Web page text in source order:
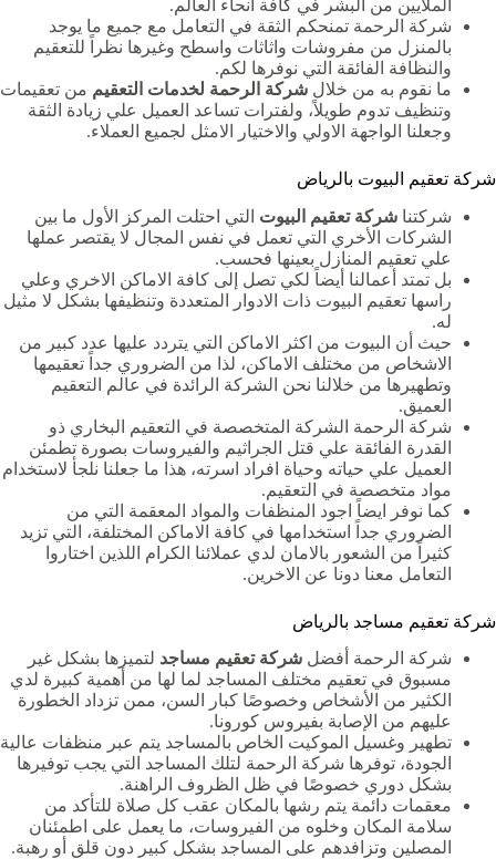
الملايين من البشر في كافة انحاء العالم.
شركة الرحمة تمنحكم الثقة في التعامل مع جميع ما يوجد
بالمنزل من مفروشات واثاثات واسطح وغيرها نظراً للتعقيم
والنظافة الفائقة التي نوفرها لكم.
ما نقوم به من خلال شركة الرحمة لخدمات التعقيم من تعقيمات
وتنظيف تدوم طويلاً، ولفترات تساعد العميل علي زيادة الثقة
وجعلنا الواجهة الاولي والاختيار الامثل لجميع العملاء.
شركة تعقيم البيوت بالرياض
شركتنا شركة تعقيم البيوت التي احتلت المركز الأول ما بين
الشركات الأخري التي تعمل في نفس المجال لا يقتصر عملها
علي تعقيم المنازل بعينها فحسب.
بل تمتد أعمالنا أيضاً لكي تصل إلى كافة الاماكن الاخري وعلي
راسها تعقيم البيوت ذات الادوار المتعددة وتنظيفها بشكل لا مثيل
له.
حيث أن البيوت من اكثر الاماكن التي يتردد عليها عدد كبير من
الاشخاص من مختلف الاماكن، لذا من الضروري جداً تعقيمها
وتطهيرها من خلالنا نحن الشركة الرائدة في عالم التعقيم
العميق.
شركة الرحمة الشركة المتخصصة في التعقيم البخاري ذو
القدرة الفائقة علي قتل الجراثيم والفيروسات بصورة تطمئن
العميل علي حياته وحياة افراد اسرته، هذا ما جعلنا نلجأ لاستخدام
مواد متخصصة في التعقيم.
كما نوفر ايضاً اجود المنظفات والمواد المعقمة التي من
الضروري جداً استخدامها في كافة الاماكن المختلفة، التي تزيد
كثيراً من الشعور بالامان لدي عملائنا الكرام اللذين اختاروا
التعامل معنا دونا عن الاخرين.
شركة تعقيم مساجد بالرياض
شركة الرحمة أفضل شركة تعقيم مساجد لتميزها بشكل غير
مسبوق في تعقيم مختلف المساجد لما لها من أهمية كبيرة لدي
الكثير من الأشخاص وخصوصًا كبار السن، ممن تزداد الخطورة
عليهم من الإصابة بفيروس كورونا.
تطهير وغسيل الموكيت الخاص بالمساجد يتم عبر منظفات عالية
الجودة، توفرها شركة الرحمة لتلك المساجد التي يجب توفيرها
بشكل دوري خصوصًا في ظل الظروف الراهنة.
معقمات دائمة يتم رشها بالمكان عقب كل صلاة للتأكد من
سلامة المكان وخلوه من الفيروسات، ما يعمل على اطمئنان
المصلين وتزافدهم على المساجد بشكل كبير دون قلق أو رهبة.